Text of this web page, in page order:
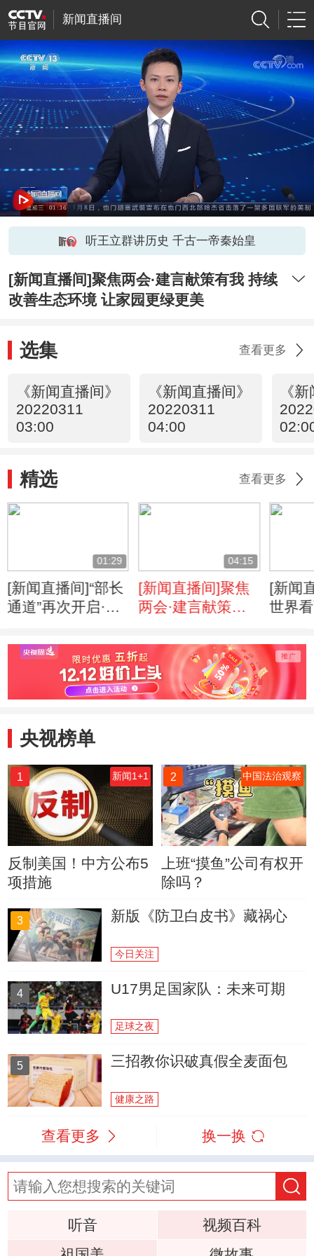
新闻直播间
听王立群讲历史 千古一帝秦始皇
[新闻直播间]聚焦两会·建言献策有我 持续
改善生态环境 让家园更绿更美
选集 查看更多
《新闻直播间》
20220311
03:00
《新闻直播间》
20220311
04:00
《
精选 查看更多
01:29
[新闻直播间]“部长
通道”再次开启·水
全国水库去年拦蓄
洪水量1390亿立
04:15
[新闻直播间]聚焦
两会·建言献策有
环境 让家园更绿
更美
[新闻
世界
评价
央视榜单
1 新闻1+1
反制美国！中方公布5
项措施
2 中国法治观察
上班“摸鱼”公司有权开
除吗？
3 新版《防卫白皮书》藏祸心
今日关注
4 U17男足国家队：未来可期
足球之夜
5 三招教你识破真假全麦面包
健康之路
查看更多 换一换
听音
视频百科